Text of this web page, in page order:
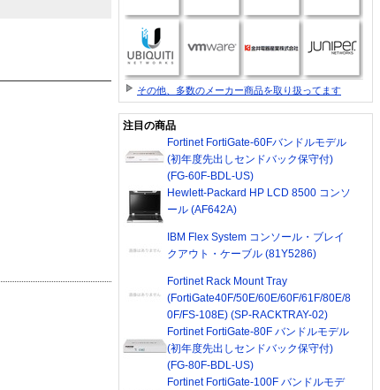
その他、多数のメーカー商品を取り扱ってます
注目の商品
Fortinet FortiGate-60Fバンドルモデル
(初年度先出しセンドバック保守付)
(FG-60F-BDL-US)
Hewlett-Packard HP LCD 8500 コンソ
ール (AF642A)
IBM Flex System コンソール・ブレイ
クアウト・ケーブル (81Y5286)
Fortinet Rack Mount Tray
(FortiGate40F/50E/60E/60F/61F/80E/8
0F/FS-108E) (SP-RACKTRAY-02)
Fortinet FortiGate-80F バンドルモデル
(初年度先出しセンドバック保守付)
(FG-80F-BDL-US)
Fortinet FortiGate-100F バンドルモデ